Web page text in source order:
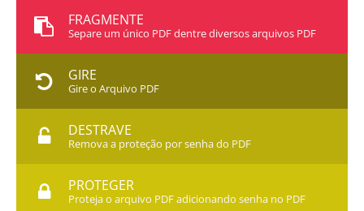
FRAGMENTE
Separe um único PDF dentre diversos arquivos PDF
GIRE
Gire o Arquivo PDF
DESTRAVE
Remova a proteção por senha do PDF
PROTEGER
Proteja o arquivo PDF adicionando senha no PDF